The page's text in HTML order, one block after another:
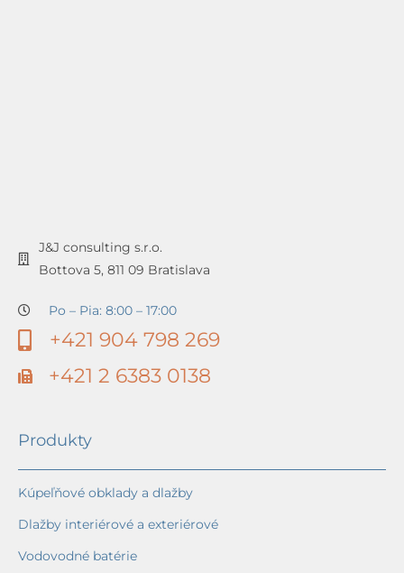
J&J consulting s.r.o.
Bottova 5, 811 09 Bratislava
Po – Pia: 8:00 – 17:00
+421 904 798 269
+421 2 6383 0138
Produkty
Kúpeľňové obklady a dlažby
Dlažby interiérové a exteriérové
Vodovodné batérie